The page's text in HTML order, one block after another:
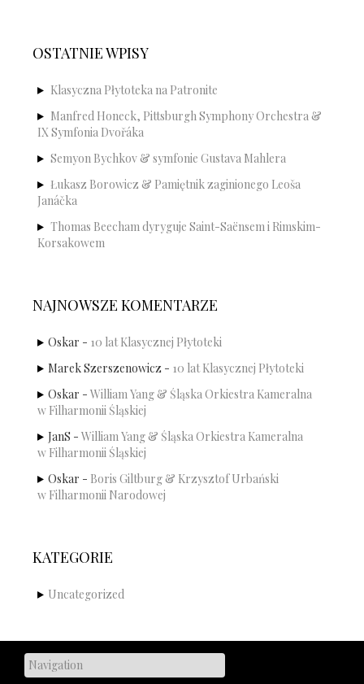
OSTATNIE WPISY
Klasyczna Płytoteka na Patronite
Manfred Honeck, Pittsburgh Symphony Orchestra &
IX Symfonia Dvořáka
Semyon Bychkov & symfonie Gustava Mahlera
Łukasz Borowicz & Pamiętnik zaginionego Leoša
Janáčka
Thomas Beecham dyryguje Saint-Saënsem i Rimskim-
Korsakowem
NAJNOWSZE KOMENTARZE
Oskar - 10 lat Klasycznej Płytoteki
Marek Szerszenowicz - 10 lat Klasycznej Płytoteki
Oskar - William Yang & Śląska Orkiestra Kameralna
w Filharmonii Śląskiej
JanS - William Yang & Śląska Orkiestra Kameralna
w Filharmonii Śląskiej
Oskar - Boris Giltburg & Krzysztof Urbański
w Filharmonii Narodowej
KATEGORIE
Uncategorized